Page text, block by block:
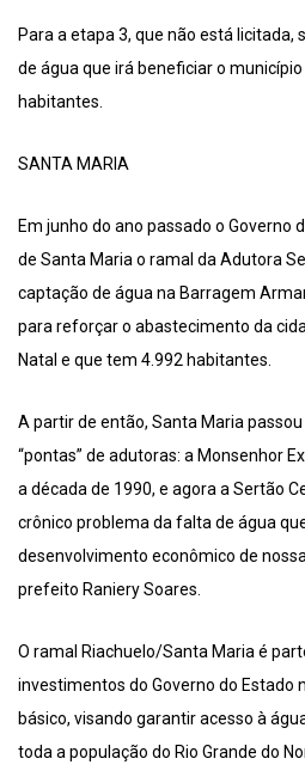
Para a etapa 3, que não está licitada,
de água que irá beneficiar o
habitantes.
SANTA MARIA
Em junho do ano passado o Governo
de Santa Maria o ramal da Adutora
captação de água na Barragem
para reforçar o abastecimento da
Natal e que tem 4.992 habitantes.
A partir de então, Santa Maria
“pontas” de adutoras: a Monsenhor
a década de 1990, e agora a Sertão
crônico problema da falta de água
desenvolvimento econômico de
prefeito Raniery Soares.
O ramal Riachuelo/Santa Maria é
investimentos do Governo do Estado
básico, visando garantir acesso à
toda a população do Rio Grande do